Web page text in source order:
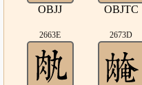
OBJJ OBJTC
2663E 2673D